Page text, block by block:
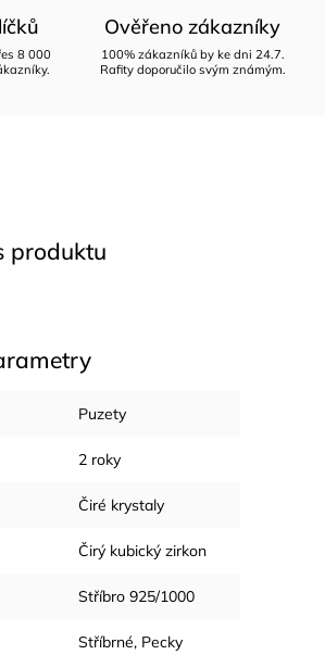
8 000
Ověřeno zákazníky
100% zákazníků by ke dni 24.7.
Rafity doporučilo svým známým.
produktu
Puzety
2 roky
Čiré krystaly
Čirý kubický zirkon
Stříbro 925/1000
Stříbrné, Pecky